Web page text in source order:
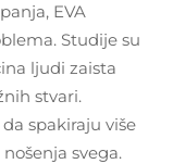
EVA
Studije su
ljudi zaista
stvari.
spakiraju više
svega.